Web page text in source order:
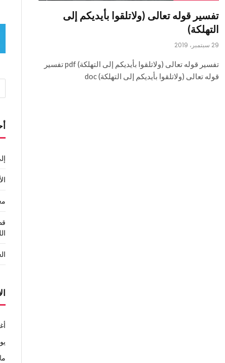
تفسير قوله تعالى (ولاتلقوا بأيديكم إلى
التهلكة)
29 سبتمبر، 2019
تفسير قوله تعالى (ولاتلقوا بأيديكم إلى التهلكة) pdf تفسير
قوله تعالى (ولاتلقوا بأيديكم إلى التهلكة) doc